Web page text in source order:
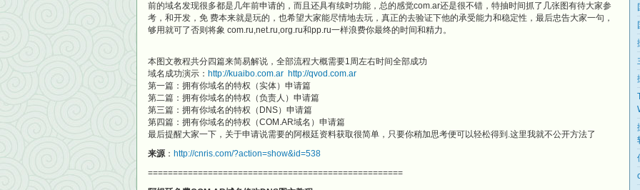
前的域名发现很多都是几年前申请的，而且还具有续时功能，总的感觉com.ar还是很不错，特抽时间抓了几张图有待大家参
考，和开发，免 费本来就是玩的，也希望大家能尽情地去玩，真正的去验证下他的承受能力和稳定性，最后忠告大家一句，
够用就可了否则将象 com.ru,net.ru,org.ru和pp.ru一样浪费你最终的时间和精力。
本图文教程共分四篇来简易解说，全部流程大概需要1周左右时间全部成功
域名成功演示： http://kuaibo.com.ar http://qvod.com.ar
第一篇：拥有你域名的特权（实体）申请篇
第二篇：拥有你域名的特权（负责人）申请篇
第三篇：拥有你域名的特权（DNS）申请篇
第四篇：拥有你域名的特权（COM.AR域名）申请篇
最后提醒大家一下，关于申请说需要的阿根廷资料获取很简单，只要你稍加思考便可以轻松得到.这里我就不公开方法了
来源： http://cnris.com/?action=show&id=538
===================================================